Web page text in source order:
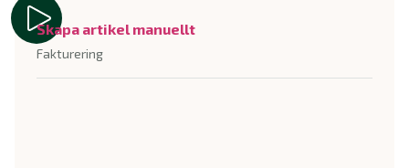
Skapa artikel manuellt
Fakturering